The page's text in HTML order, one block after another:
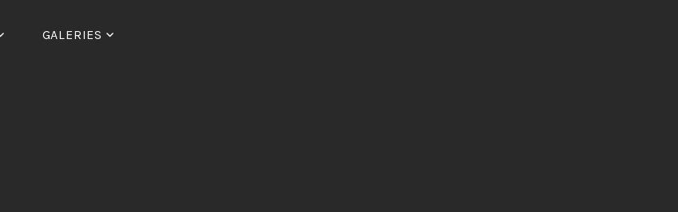
GALERIES